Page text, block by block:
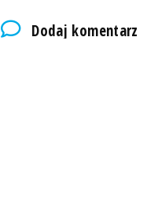
Dodaj komentarz